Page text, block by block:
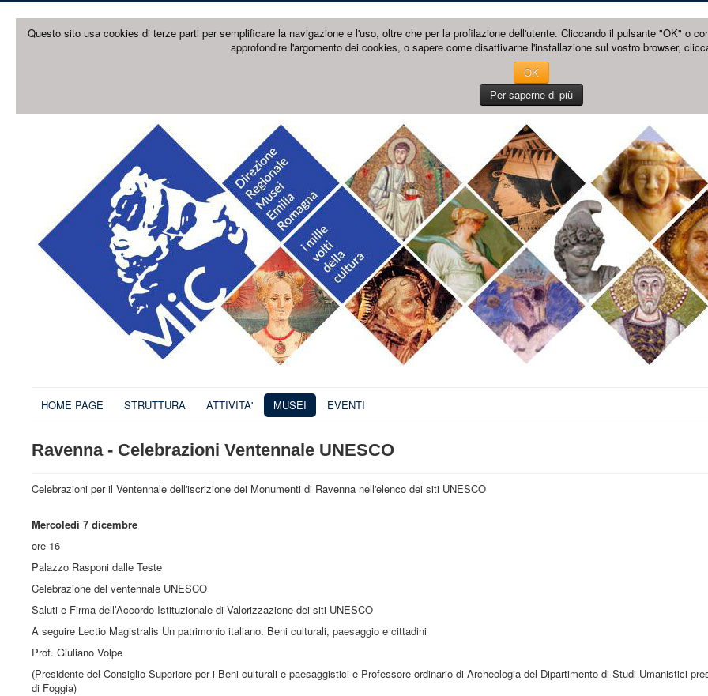
Questo sito usa cookies di terze parti per semplificare la navigazione e l'uso, oltre che per la profilazione dell'utente. Cliccando il pulsante "OK" o
approfondire l'argomento dei cookies, o sapere come disattivarne l'installazione sul vostro browser,
OK
Per saperne di più
HOME PAGE STRUTTURA ATTIVITA' MUSEI EVENTI
Ravenna - Celebrazioni Ventennale UNESCO
Celebrazioni per il Ventennale dell'iscrizione dei Monumenti di Ravenna nell'elenco dei siti UNESCO
Mercoledì 7 dicembre
ore 16
Palazzo Rasponi dalle Teste
Celebrazione del ventennale UNESCO
Saluti e Firma dell’Accordo Istituzionale di Valorizzazione dei siti UNESCO
A seguire Lectio Magistralis Un patrimonio italiano. Beni culturali, paesaggio e cittadini
Prof. Giuliano Volpe
(Presidente del Consiglio Superiore per i Beni culturali e paesaggistici e Professore ordinario di Archeologia del Dipartimento di Studi Umanistici
di Foggia)